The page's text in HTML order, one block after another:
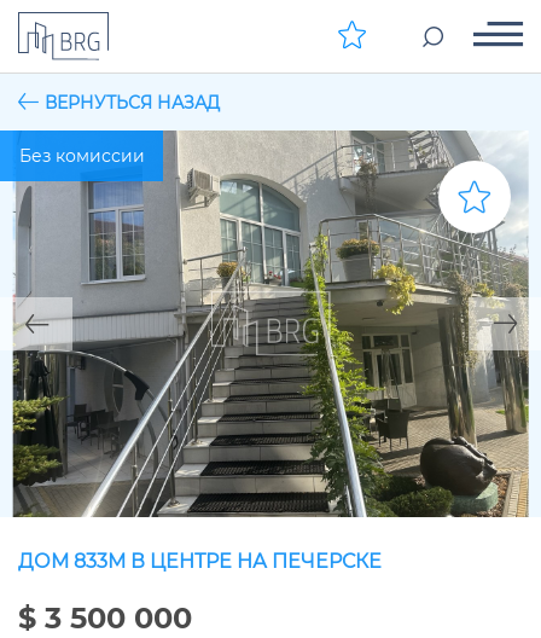
ВЕРНУТЬСЯ НАЗАД
Без комиссии
ДОМ 833М В ЦЕНТРЕ НА ПЕЧЕРСКЕ
$ 3 500 000